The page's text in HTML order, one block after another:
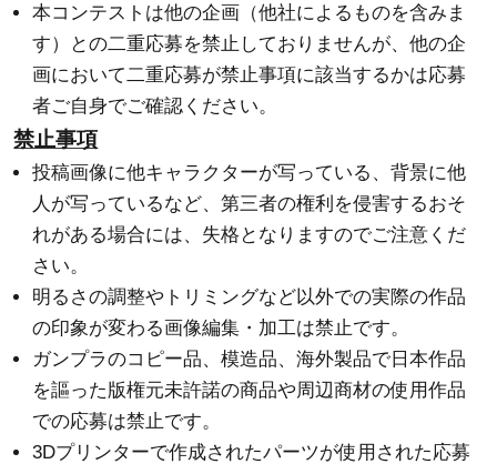
本コンテストは他の企画（他社によるものを含みま
す）との二重応募を禁止しておりませんが、他の企
画において二重応募が禁止事項に該当するかは応募
者ご自身でご確認ください。
禁止事項
投稿画像に他キャラクターが写っている、背景に他
人が写っているなど、第三者の権利を侵害するおそ
れがある場合には、失格となりますのでご注意くだ
さい。
明るさの調整やトリミングなど以外での実際の作品
の印象が変わる画像編集・加工は禁止です。
ガンプラのコピー品、模造品、海外製品で日本作品
を謳った版権元未許諾の商品や周辺商材の使用作品
での応募は禁止です。
3Dプリンターで作成されたパーツが使用された応募